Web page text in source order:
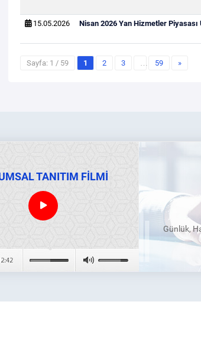
15.05.2026 Nisan 2026 Yan Hizmetler
Sayfa: 1 / 59 1 2 3 … 59 »
TANITIM FİLMİ
Günlük,